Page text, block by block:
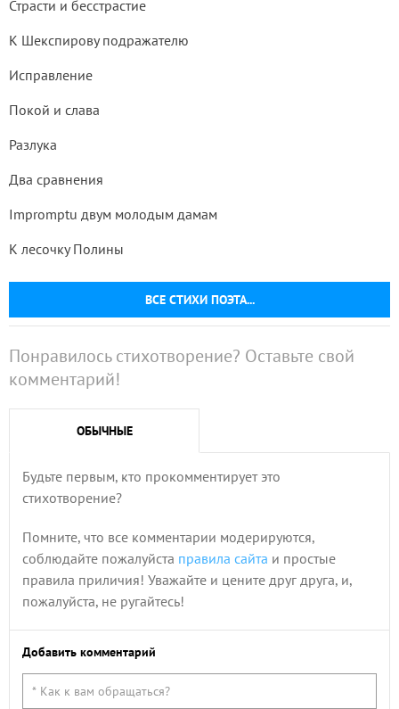
ВСЕ СТИХИ ПОЭТА...
Страсти и бесстрастие
К Шекспирову подражателю
Исправление
Покой и слава
Разлука
Два сравнения
Impromptu двум молодым дамам
К лесочку Полины
Понравилось стихотворение? Оставьте свой
комментарий!
ОБЫЧНЫЕ
Будьте первым, кто прокомментирует это
стихотворение?
Помните, что все комментарии модерируются,
соблюдайте пожалуйста правила сайта и простые
правила приличия! Уважайте и цените друг друга, и,
пожалуйста, не ругайтесь!
Добавить комментарий